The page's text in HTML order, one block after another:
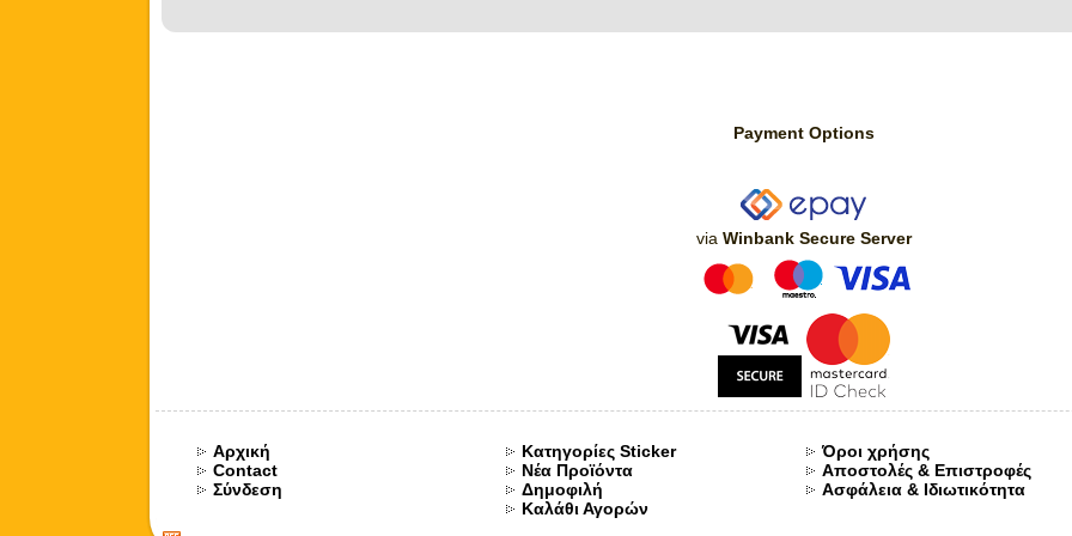
Payment Options
via Winbank Secure Server
Αρχική
Contact
Σύνδεση
Κατηγορίες Sticker
Νέα Προϊόντα
Δημοφιλή
Καλάθι Αγορών
Όροι χρήσης
Αποστολές & Επιστροφές
Ασφάλεια & Ιδιωτικότητα